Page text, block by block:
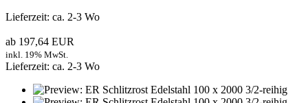
Lieferzeit: ca. 2-3 Wo
ab 197,64 EUR
inkl. 19% MwSt.
Lieferzeit: ca. 2-3 Wo